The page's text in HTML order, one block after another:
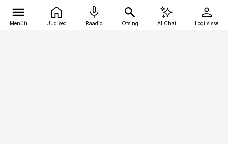
Menüü Uudised Raadio Otsing AI Chat Logi sisse